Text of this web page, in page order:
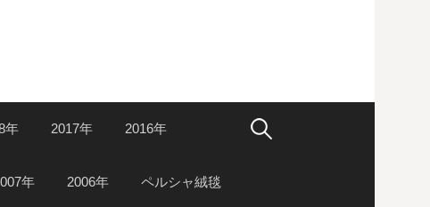
年 2017年 2016年
年 2006年 ペルシャ絨毯
検